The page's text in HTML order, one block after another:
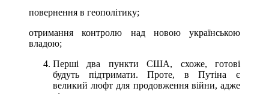
повернення в геополітику;
отримання контролю над новою українською
владою;
Перші два пункти США, схоже, готові
будуть підтримати. Проте, в Путіна є
великий люфт для продовження війни, адже